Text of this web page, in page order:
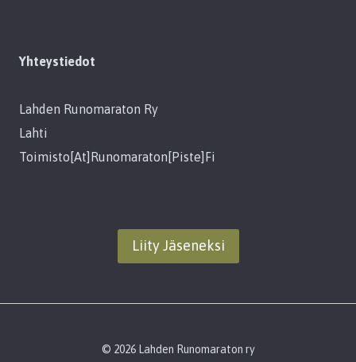
Yhteystiedot
Lahden Runomaraton Ry
Lahti
Toimisto[at]runomaraton[piste]fi
Liity Jäseneksi
© 2026 Lahden Runomaraton ry